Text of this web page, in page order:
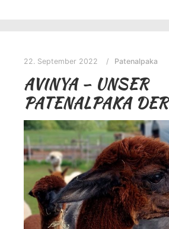
22. September 2022 Patenalpaka
AVINYA – UNSER
PATENALPAKA